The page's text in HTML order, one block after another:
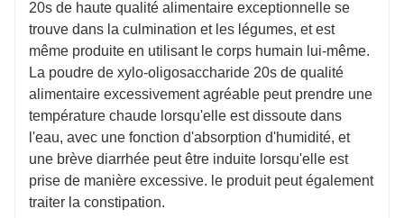
20s de haute qualité alimentaire exceptionnelle se
trouve dans la culmination et les légumes, et est
même produite en utilisant le corps humain lui-même.
La poudre de xylo-oligosaccharide 20s de qualité
alimentaire excessivement agréable peut prendre une
température chaude lorsqu'elle est dissoute dans
l'eau, avec une fonction d'absorption d'humidité, et
une brève diarrhée peut être induite lorsqu'elle est
prise de manière excessive. le produit peut également
traiter la constipation.